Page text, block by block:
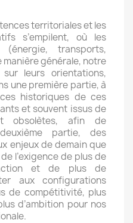
territoriales et les
s’empilent, où les
transports,
générale, notre
sur leurs orientations,
une première partie, à
historiques de ces
et souvent issus de
obsolètes, afin de
partie, des
enjeux de demain que
l’exigence de plus de
et de plus de
aux configurations
de compétitivité, plus
d’ambition pour nos